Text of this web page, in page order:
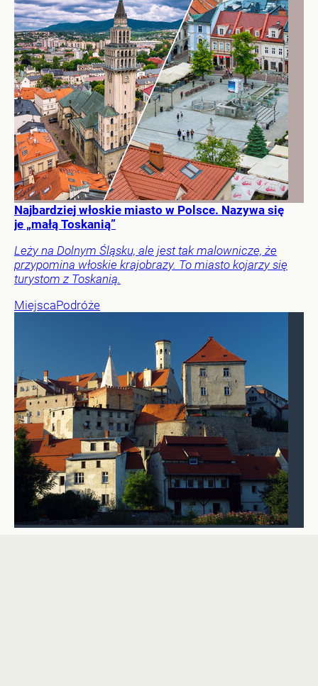
Najbardziej włoskie miasto w Polsce. Nazywa się
je „małą Toskanią”
Leży na Dolnym Śląsku, ale jest tak malownicze, że
przypomina włoskie krajobrazy. To miasto kojarzy się
turystom z Toskanią.
MiejscaPodróże